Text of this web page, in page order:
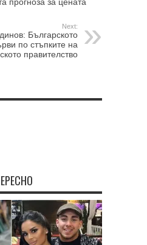
Next:
Българското
по стъпките на
правителство